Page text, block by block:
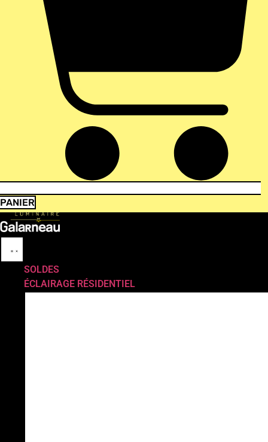
PANIER
SOLDES
ÉCLAIRAGE RÉSIDENTIEL